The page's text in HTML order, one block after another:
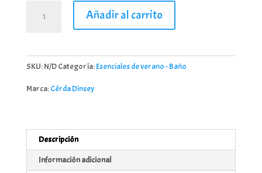
Sonic
Añadir al carrito
SKU:N/DCategoría:Esenciales de verano - Baño
Marca:Cérda Dinsey
Descripción
Información adicional